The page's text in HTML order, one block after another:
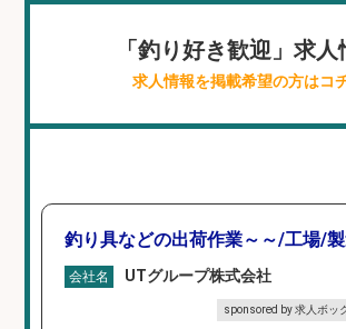
「釣り好き歓迎」求人
求人情報を掲載希望の方はコ
釣り具などの出荷作業～～/工場/
会社名 UTグループ株式会社
sponsored by 求人ボッ